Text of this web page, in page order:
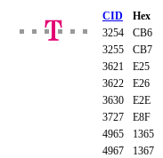
CID Hex
3254
CB6
3255
CB7
3621
E25
3622
E26
3630
E2E
3727
E8F
4965
1365
4967
1367